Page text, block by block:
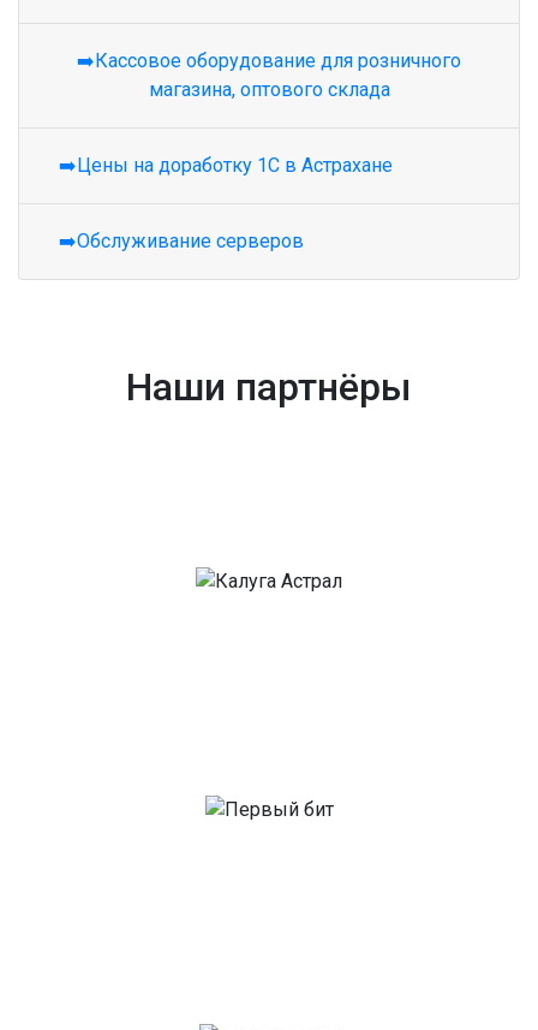
➡️Кассовое оборудование для розничного
магазина, оптового склада
➡️Цены на доработку 1С в Астрахане
➡️Обслуживание серверов
Наши партнёры